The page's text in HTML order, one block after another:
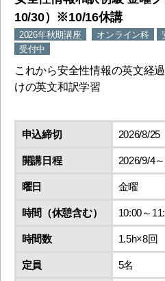
10/30）※10/16休講
2026年秋期講座 オンライン科
受付中
これから安全性情報の英文経
けの英文和訳学習
申込締切 2026/8/25
開講日程 2026/9/4
曜日 金曜
時間（休憩含む） 10:00～
時間数 1.5h×8回
定員 5名